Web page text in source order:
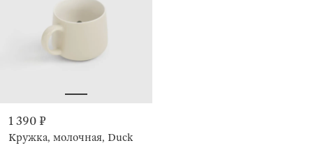
1 390 ₽
Кружка, молочная, Duck